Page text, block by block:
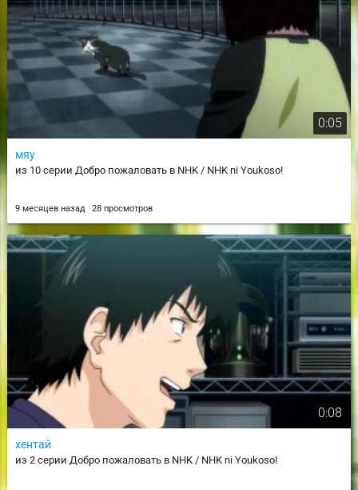
0:05
мяу
из 10 серии Добро пожаловать в NHK / NHK ni Youkoso!
9 месяцев назад 28 просмотров
0:08
хентай
из 2 серии Добро пожаловать в NHK / NHK ni Youkoso!